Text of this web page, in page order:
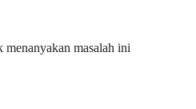
masalah ini